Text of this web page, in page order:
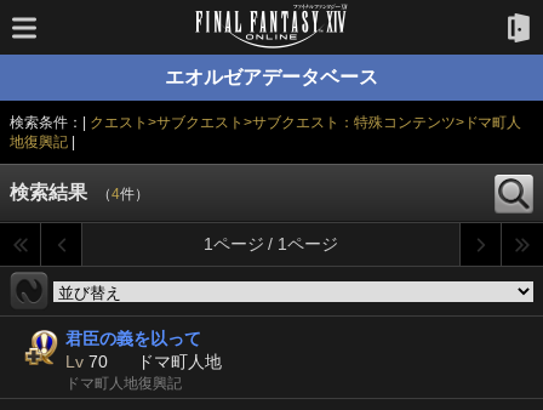
エオルゼアデータベース
検索条件：| クエスト>サブクエスト>サブクエスト：特殊コンテンツ>ドマ町人
地復興記|
検索結果 （4件）
1ページ / 1ページ
君臣の義を以って
Lv 70 ドマ町人地
ドマ町人地復興記